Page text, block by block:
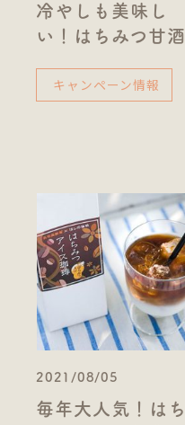
冷やしも美味し
い！はちみつ甘酒
キャンペーン情報
2021/08/05
毎年大人気！はち